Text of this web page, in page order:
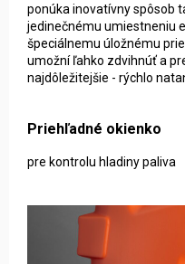
ponúka inovatívny spôsob
jedinečnému umiestneniu
špeciálnemu úložnému
umožní ľahko zdvihnúť a
najdôležitejšie - rýchlo
Priehľadné okienko
pre kontrolu hladiny paliva